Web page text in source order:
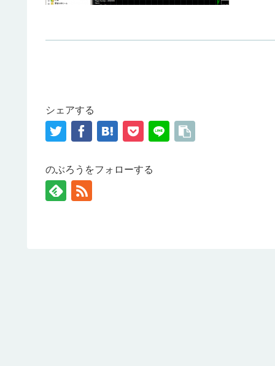
シェアする
のぶろうをフォローする